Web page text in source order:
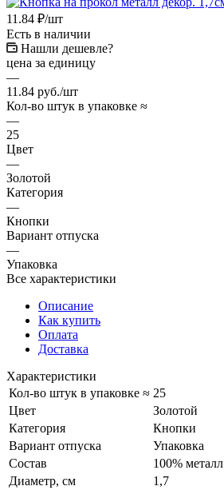
11.84 ₽/шт
Есть в наличии
Нашли дешевле?
цена за единицу
—
11.84 руб./шт
Кол-во штук в упаковке ≈
—
25
Цвет
—
Золотой
Категория
—
Кнопки
Вариант отпуска
—
Упаковка
Все характеристики
Описание
Как купить
Оплата
Доставка
Характеристики
Кол-во штук в упаковке ≈ 25
Цвет
Золотой
Категория
Кнопки
Вариант отпуска
Упаковка
Состав
100% металл
Диаметр, см
1,7